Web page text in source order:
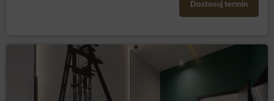
Pliki cookie mogą być wykorzystane przez sieci
jaki Gość/ Użytkownik korzysta z Serwisu. W tym celu
mogą zachować informację o ścieżce nawigacji
użytkownika lub czasie pozostawania na danej stronie.
W zakresie informacji o preferencjach Gościach/
Użytkownika gromadzonych przez sieć reklamową
Dostosuj termin